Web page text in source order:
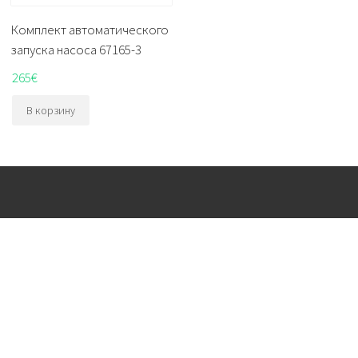
Комплект автоматического
запуска насоса 67165-3
265€
В корзину